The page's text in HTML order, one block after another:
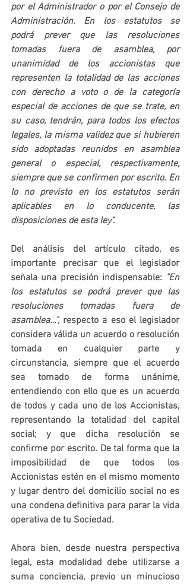
por el Administrador o por el Consejo de
Administración. En los estatutos se
podrá prever que las resoluciones
tomadas fuera de asamblea, por
unanimidad de los accionistas que
representen la totalidad de las acciones
con derecho a voto o de la categoría
especial de acciones de que se trate, en
su caso, tendrán, para todos los efectos
legales, la misma validez que si hubieren
sido adoptadas reunidos en asamblea
general o especial, respectivamente,
siempre que se confirmen por escrito. En
lo no previsto en los estatutos serán
aplicables en lo conducente, las
disposiciones de esta ley".
Del análisis del artículo citado, es
importante precisar que el legislador
señala una precisión indispensable: "En
los estatutos se podrá prever que las
resoluciones tomadas fuera de
asamblea…", respecto a eso el legislador
considera válida un acuerdo o resolución
tomada en cualquier parte y
circunstancia, siempre que el acuerdo
sea tomado de forma unánime,
entendiendo con ello que es un acuerdo
de todos y cada uno de los Accionistas,
representando la totalidad del capital
social; y que dicha resolución se
confirme por escrito. De tal forma que la
imposibilidad de que todos los
Accionistas estén en el mismo momento
y lugar dentro del domicilio social no es
una condena definitiva para parar la vida
operativa de tu Sociedad.
Ahora bien, desde nuestra perspectiva
legal, esta modalidad debe utilizarse a
suma conciencia, previo un minucioso